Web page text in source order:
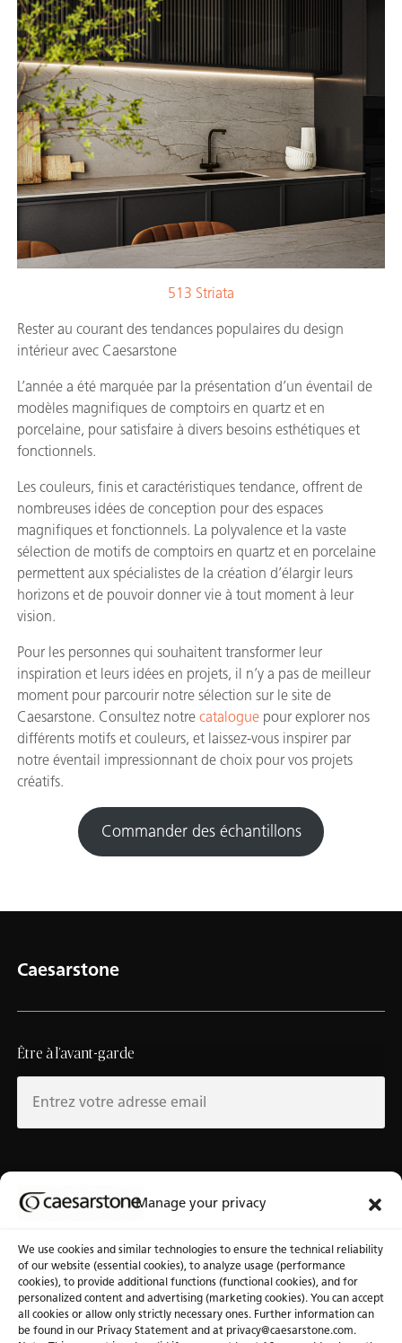
Manage your privacy
We use cookies and similar technologies to ensure the technical reliability
of our website (essential cookies), to analyze usage (performance
cookies), to provide additional functions (functional cookies), and for
personalized content and advertising (marketing cookies). You can accept
all cookies or allow only strictly necessary ones. Further information can
be found in our Privacy Statement and at privacy@caesarstone.com.
513 Striata
Rester au courant des tendances populaires du design
intérieur avec Caesarstone
L’année a été marquée par la présentation d’un éventail de
modèles magnifiques de comptoirs en quartz et en
porcelaine, pour satisfaire à divers besoins esthétiques et
fonctionnels.
Les couleurs, finis et caractéristiques tendance, offrent de
nombreuses idées de conception pour des espaces
magnifiques et fonctionnels. La polyvalence et la vaste
sélection de motifs de comptoirs en quartz et en porcelaine
permettent aux spécialistes de la création d’élargir leurs
horizons et de pouvoir donner vie à tout moment à leur
vision.
Pour les personnes qui souhaitent transformer leur
inspiration et leurs idées en projets, il n’y a pas de meilleur
moment pour parcourir notre sélection sur le site de
Caesarstone. Consultez notre catalogue pour explorer nos
différents motifs et couleurs, et laissez-vous inspirer par
notre éventail impressionnant de choix pour vos projets
créatifs.
Commander des échantillons
Caesarstone
Être à l’avant-garde
Pourquoi Caesarstone Communiquez avec nous